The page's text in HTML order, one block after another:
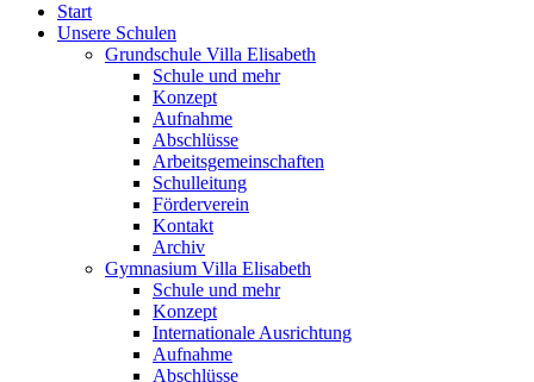
Start
Unsere Schulen
Grundschule Villa Elisabeth
Schule und mehr
Konzept
Aufnahme
Abschlüsse
Arbeitsgemeinschaften
Schulleitung
Förderverein
Kontakt
Archiv
Gymnasium Villa Elisabeth
Schule und mehr
Konzept
Internationale Ausrichtung
Aufnahme
Abschlüsse